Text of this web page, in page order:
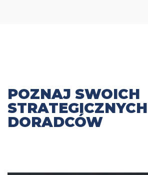
POZNAJ SWOICH
STRATEGICZNYCH
DORADCÓW